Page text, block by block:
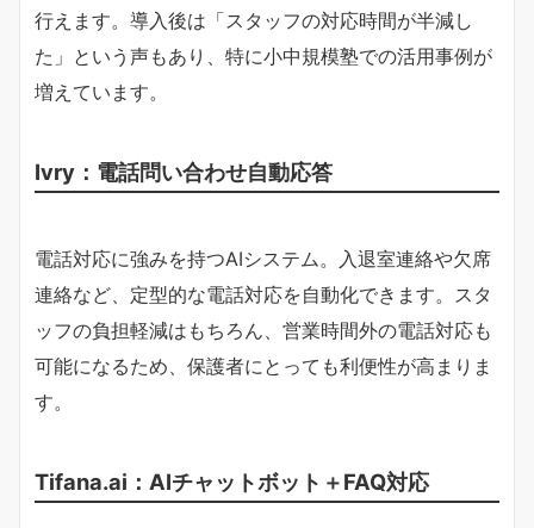
行えます。導入後は「スタッフの対応時間が半減し
た」という声もあり、特に小中規模塾での活用事例が
増えています。
Ivry：電話問い合わせ自動応答
電話対応に強みを持つAIシステム。入退室連絡や欠席
連絡など、定型的な電話対応を自動化できます。スタ
ッフの負担軽減はもちろん、営業時間外の電話対応も
可能になるため、保護者にとっても利便性が高まりま
す。
Tifana.ai：AIチャットボット＋FAQ対応